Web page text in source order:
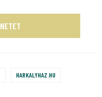
HARKALYHAZ.HU